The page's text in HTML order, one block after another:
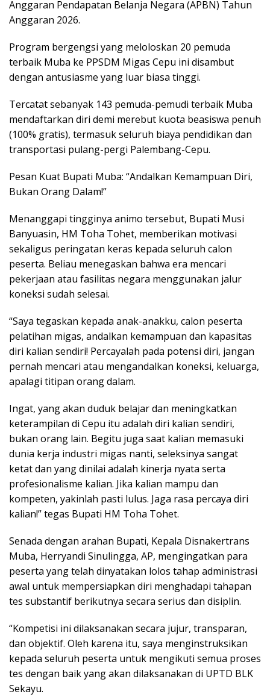
Anggaran Pendapatan Belanja Negara (APBN) Tahun
Anggaran 2026.
Program bergengsi yang meloloskan 20 pemuda
terbaik Muba ke PPSDM Migas Cepu ini disambut
dengan antusiasme yang luar biasa tinggi.
Tercatat sebanyak 143 pemuda-pemudi terbaik Muba
mendaftarkan diri demi merebut kuota beasiswa penuh
(100% gratis), termasuk seluruh biaya pendidikan dan
transportasi pulang-pergi Palembang-Cepu.
Pesan Kuat Bupati Muba: “Andalkan Kemampuan Diri,
Bukan Orang Dalam!”
Menanggapi tingginya animo tersebut, Bupati Musi
Banyuasin, HM Toha Tohet, memberikan motivasi
sekaligus peringatan keras kepada seluruh calon
peserta. Beliau menegaskan bahwa era mencari
pekerjaan atau fasilitas negara menggunakan jalur
koneksi sudah selesai.
“Saya tegaskan kepada anak-anakku, calon peserta
pelatihan migas, andalkan kemampuan dan kapasitas
diri kalian sendiri! Percayalah pada potensi diri, jangan
pernah mencari atau mengandalkan koneksi, keluarga,
apalagi titipan orang dalam.
Ingat, yang akan duduk belajar dan meningkatkan
keterampilan di Cepu itu adalah diri kalian sendiri,
bukan orang lain. Begitu juga saat kalian memasuki
dunia kerja industri migas nanti, seleksinya sangat
ketat dan yang dinilai adalah kinerja nyata serta
profesionalisme kalian. Jika kalian mampu dan
kompeten, yakinlah pasti lulus. Jaga rasa percaya diri
kalian!” tegas Bupati HM Toha Tohet.
Senada dengan arahan Bupati, Kepala Disnakertrans
Muba, Herryandi Sinulingga, AP, mengingatkan para
peserta yang telah dinyatakan lolos tahap administrasi
awal untuk mempersiapkan diri menghadapi tahapan
tes substantif berikutnya secara serius dan disiplin.
“Kompetisi ini dilaksanakan secara jujur, transparan,
dan objektif. Oleh karena itu, saya menginstruksikan
kepada seluruh peserta untuk mengikuti semua proses
tes dengan baik yang akan dilaksanakan di UPTD BLK
Sekayu.